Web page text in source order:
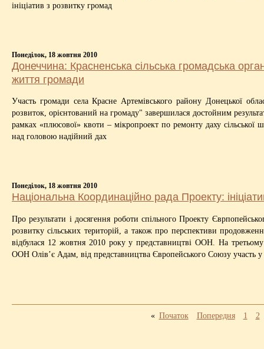
ініціатив з розвитку громад
Понеділок, 18 жовтня 2010
Донеччина: Красненська сільська громадська
життя громади
Участь громади села Красне Артемівського району Донецької
розвиток, орієнтований на громаду" завершилася достойним
рамках «плюсової» квоти – мікропроект по ремонту даху
над головою надійний дах
Понеділок, 18 жовтня 2010
Національна Координаційно рада Проекту:
Про результати і досягення роботи спільного Проекту
розвитку сільських територій, а також про перспективи
відбулася 12 жовтня 2010 року у представництві ООН. На
ООН Олів’є Адам, від представництва Європейського Союзу участь
« Початок Попередня 1 2